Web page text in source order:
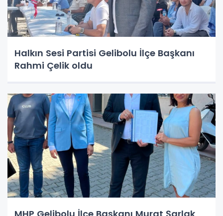
Halkın Sesi Partisi Gelibolu İlçe Başkanı
Rahmi Çelik oldu